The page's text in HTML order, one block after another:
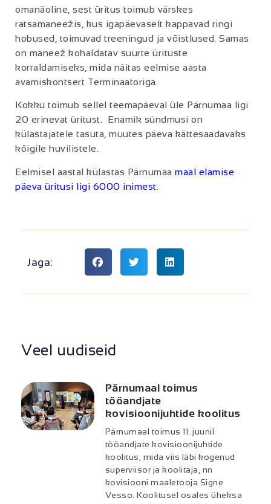
omanäoline, sest üritus toimub värskes
ratsamaneežis, kus igapäevaselt kappavad ringi
hobused, toimuvad treeningud ja võistlused. Samas
on maneež kohaldatav suurte ürituste
korraldamiseks, mida näitas eelmise aasta
avamiskontsert Terminaatoriga.
Kokku toimub sellel teemapäeval üle Pärnumaa ligi
20 erinevat üritust. Enamik sündmusi on
külastajatele tasuta, muutes päeva kättesaadavaks
kõigile huvilistele.
Eelmisel aastal külastas Pärnumaa maal elamise
päeva üritusi ligi 6000 inimest.
Jaga:
Veel uudiseid
Pärnumaal toimus
tööandjate
kovisioonijuhtide koolitus
Pärnumaal toimus 11. juunil
tööandjate kovisioonijuhtide
koolitus, mida viis läbi kogenud
superviisor ja koolitaja, nn
kovisiooni maaletooja Signe
Vesso. Koolitusel osales üheksa